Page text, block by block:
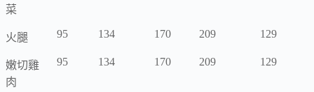
菜
火腿 95 134 170 209 129
嫩切雞
肉
95 134 170 209 129